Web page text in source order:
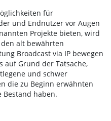
für
und Endnutzer vor Augen
Projekte bieten, wird
alt bewährten
Broadcast via IP bewegen
auf Grund der Tatsache,
und schwer
die zu Beginn erwähnten
Bestand haben.